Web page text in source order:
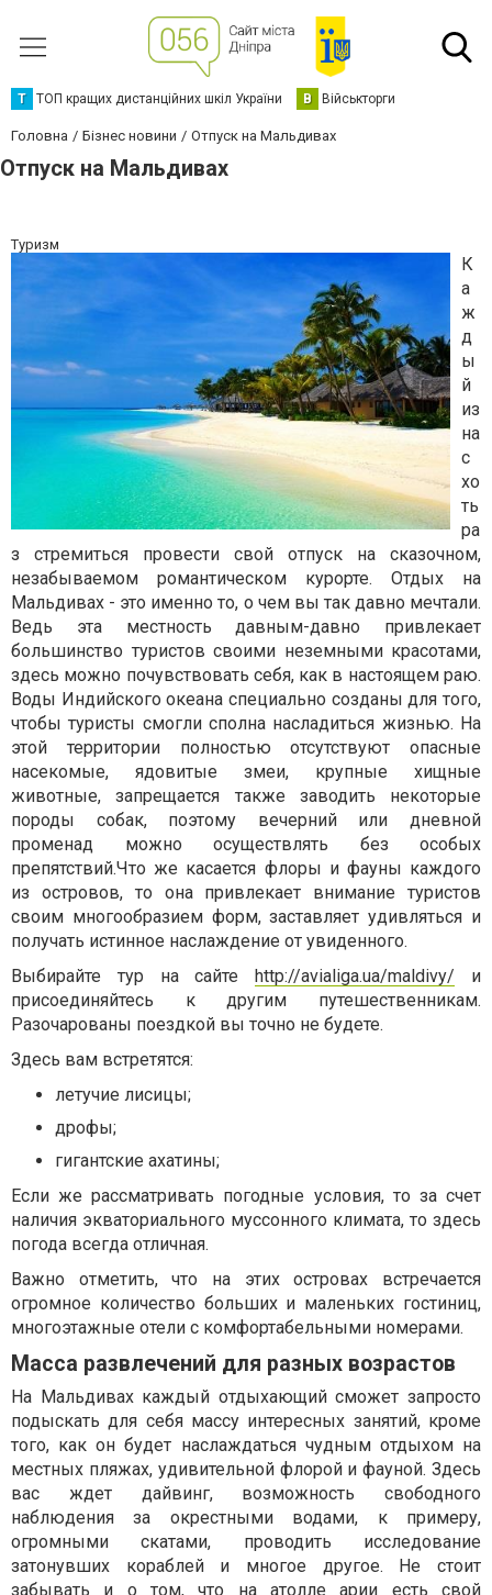
Т ТОП кращих дистанційних шкіл України В Військторги
Головна Бізнес новини Отпуск на Мальдивах
Отпуск на Мальдивах
Туризм
К
а
ж
д
ы
й
из
на
с
хо
ть
ра
з стремиться провести свой отпуск на сказочном,
незабываемом романтическом курорте. Отдых на
Мальдивах - это именно то, о чем вы так давно мечтали.
Ведь эта местность давным-давно привлекает
большинство туристов своими неземными красотами,
здесь можно почувствовать себя, как в настоящем раю.
Воды Индийского океана специально созданы для того,
чтобы туристы смогли сполна насладиться жизнью. На
этой территории полностью отсутствуют опасные
насекомые, ядовитые змеи, крупные хищные
животные, запрещается также заводить некоторые
породы собак, поэтому вечерний или дневной
променад можно осуществлять без особых
препятствий.Что же касается флоры и фауны каждого
из островов, то она привлекает внимание туристов
своим многообразием форм, заставляет удивляться и
получать истинное наслаждение от увиденного.
Выбирайте тур на сайтеhttp://avialiga.ua/maldivy/ и
присоединяйтесь к другим путешественникам.
Разочарованы поездкой вы точно не будете.
Здесь вам встретятся:
летучие лисицы;
дрофы;
гигантские ахатины;
Если же рассматривать погодные условия, то за счет
наличия экваториального муссонного климата, то здесь
погода всегда отличная.
Важно отметить, что на этих островах встречается
огромное количество больших и маленьких гостиниц,
многоэтажные отели с комфортабельными номерами.
Масса развлечений для разных возрастов
На Мальдивах каждый отдыхающий сможет запросто
подыскать для себя массу интересных занятий, кроме
того, как он будет наслаждаться чудным отдыхом на
местных пляжах, удивительной флорой и фауной. Здесь
вас ждет дайвинг, возможность свободного
наблюдения за окрестными водами, к примеру,
огромными скатами, проводить исследование
затонувших кораблей и многое другое. Не стоит
забывать и о том, что на атолле арии есть свой